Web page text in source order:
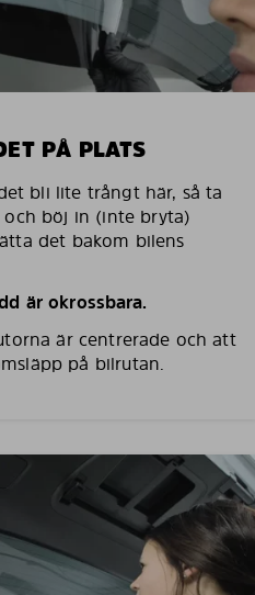
PÅ PLATS
bli lite trångt här, så ta
böj in (inte bryta)
det bakom bilens
är okrossbara.
är centrerade och att
på bilrutan.